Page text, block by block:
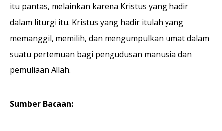
itu pantas, melainkan karena Kristus yang hadir
dalam liturgi itu. Kristus yang hadir itulah yang
memanggil, memilih, dan mengumpulkan umat dalam
suatu pertemuan bagi pengudusan manusia dan
pemuliaan Allah.
Sumber Bacaan: